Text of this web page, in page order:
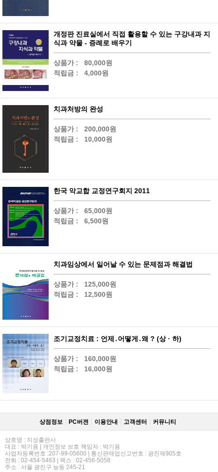
개정판 진료실에서 직접 활용할 수 있는 구강내과 지
식과 약물 - 증례로 배우기
상품가 :
80,000원
적립금 :
4,000원
치과처방의 완성
상품가 :
200,000원
적립금 :
10,000원
한국 악교합 교정연구회지 2011
상품가 :
65,000원
적립금 :
6,500원
치과임상에서 일어날 수 있는 문제점과 해결법
상품가 :
125,000원
적립금 :
12,500원
조기교정치료 : 언제․어떻게․왜 ? (상 · 하)
상품가 :
160,000원
적립금 :
16,000원
상점정보 PC버젼 이용안내 고객센터 커뮤니티
상호명 : 지성출판사
대표 : 박기용 | 개인정보 보호 책임자 : 박기용
사업자등록번호 :207-99-05600 | 통신판매업신고번호 : 광진제905호
전화 : 02-454-5463 | 팩스 : 02-456-5058
주소 : 서울 광진구 능동 245-21